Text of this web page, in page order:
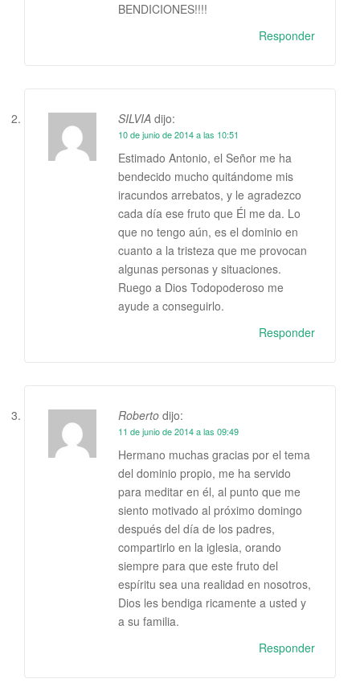
BENDICIONES!!!!
Responder
SILVIA dijo:
10 de junio de 2014 a las 10:51
Estimado Antonio, el Señor me ha
bendecido mucho quitándome mis
iracundos arrebatos, y le agradezco
cada día ese fruto que Él me da. Lo
que no tengo aún, es el dominio en
cuanto a la tristeza que me provocan
algunas personas y situaciones.
Ruego a Dios Todopoderoso me
ayude a conseguirlo.
Responder
Roberto dijo:
11 de junio de 2014 a las 09:49
Hermano muchas gracias por el tema
del dominio propio, me ha servido
para meditar en él, al punto que me
siento motivado al próximo domingo
después del día de los padres,
compartirlo en la iglesia, orando
siempre para que este fruto del
espíritu sea una realidad en nosotros,
Dios les bendiga ricamente a usted y
a su familia.
Responder